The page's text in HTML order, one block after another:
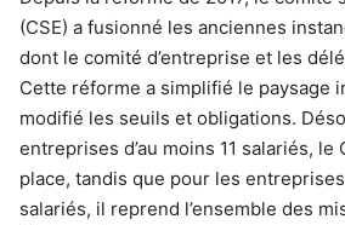
(CSE) a fusionné les anciennes
dont le comité d’entreprise et les
Cette réforme a simplifié le paysage
modifié les seuils et obligations.
entreprises d’au moins 11 salariés, le
place, tandis que pour les
salariés, il reprend l’ensemble des